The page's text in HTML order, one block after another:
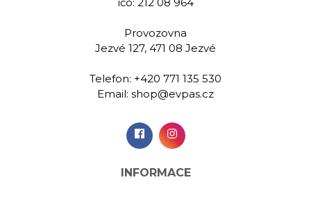
Přidat do
Provozovna
Jezvé 127, 471 08 Jezvé
Telefon: +420 771 135 530
Email: shop@evpas.cz
INFORMACE